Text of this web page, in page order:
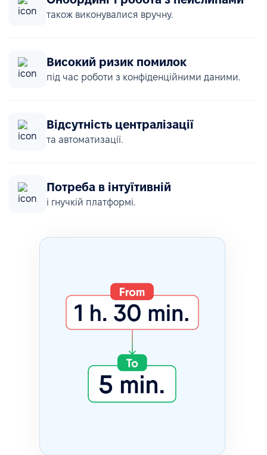
також виконувалися вручну.
Високий ризик помилок
під час роботи з конфіденційними даними.
Відсутність централізації
та автоматизації.
Потреба в інтуїтивній
і гнучкій платформі.